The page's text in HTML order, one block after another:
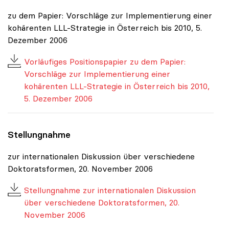
zu dem Papier: Vorschläge zur Implementierung einer
kohärenten LLL-Strategie in Österreich bis 2010, 5.
Dezember 2006
Vorläufiges Positionspapier zu dem Papier:
Vorschläge zur Implementierung einer
kohärenten LLL-Strategie in Österreich bis 2010,
5. Dezember 2006
Stellungnahme
zur internationalen Diskussion über verschiedene
Doktoratsformen, 20. November 2006
Stellungnahme zur internationalen Diskussion
über verschiedene Doktoratsformen, 20.
November 2006